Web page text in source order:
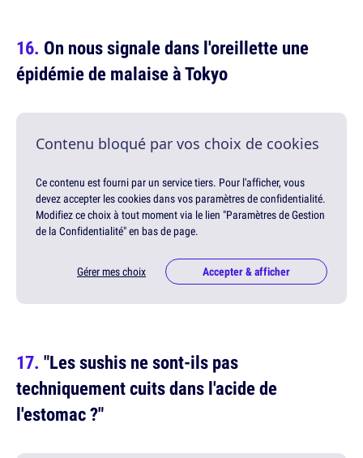
On nous signale dans l'oreillette une
épidémie de malaise à Tokyo
Contenu bloqué par vos choix de cookies
Ce contenu est fourni par un service tiers. Pour l'afficher, vous
devez accepter les cookies dans vos paramètres de confidentialité.
Modifiez ce choix à tout moment via le lien "Paramètres de Gestion
de la Confidentialité" en bas de page.
Gérer mes choix Accepter & afficher
"Les sushis ne sont-ils pas
techniquement cuits dans l'acide de
l'estomac ?"